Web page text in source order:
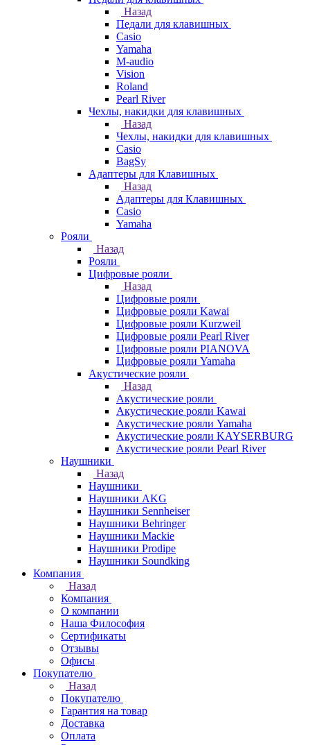
Назад
Педали для клавишных
Casio
Yamaha
M-audio
Vision
Roland
Pearl River
Чехлы, накидки для клавишных
Назад
Чехлы, накидки для клавишных
Casio
BagSy
Адаптеры для Клавишных
Назад
Адаптеры для Клавишных
Casio
Yamaha
Рояли
Назад
Рояли
Цифровые рояли
Назад
Цифровые рояли
Цифровые рояли Kawai
Цифровые рояли Kurzweil
Цифровые рояли Pearl River
Цифровые рояли PIANOVA
Цифровые рояли Yamaha
Акустические рояли
Назад
Акустические рояли
Акустические рояли Kawai
Акустические рояли Yamaha
Акустические рояли KAYSERBURG
Акустические рояли Pearl River
Наушники
Назад
Наушники
Наушники AKG
Наушники Sennheiser
Наушники Behringer
Наушники Mackie
Наушники Prodipe
Наушники Soundking
Компания
Назад
Компания
О компании
Наша Философия
Сертификаты
Отзывы
Офисы
Покупателю
Назад
Покупателю
Гарантия на товар
Доставка
Оплата